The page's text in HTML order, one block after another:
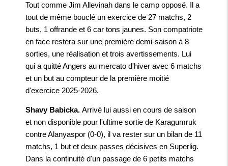
Tout comme Jim Allevinah dans le camp opposé. Il a
tout de même bouclé un exercice de 27 matchs, 2
buts, 1 offrande et 6 car tons jaunes. Son compatriote
en face restera sur une première demi-saison à 8
sorties, une réalisation et trois avertissements. Lui
qui a quitté Angers au mercato d'hiver avec 6 matchs
et un but au compteur de la première moitié
d'exercice 2025-2026.
Shavy Babicka. Arrivé lui aussi en cours de saison
et non disponible pour l'ultime sortie de Karagumruk
contre Alanyaspor (0-0), il va rester sur un bilan de 11
matchs, 1 but et deux passes décisives en Superlig.
Dans la continuité d'un passage de 6 petits matchs